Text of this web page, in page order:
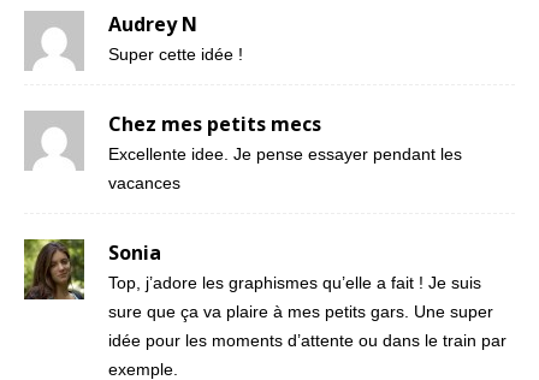
Audrey N
Super cette idée !
Chez mes petits mecs
Excellente idee. Je pense essayer pendant les
vacances
Sonia
Top, j’adore les graphismes qu’elle a fait ! Je suis
sure que ça va plaire à mes petits gars. Une super
idée pour les moments d’attente ou dans le train par
exemple.